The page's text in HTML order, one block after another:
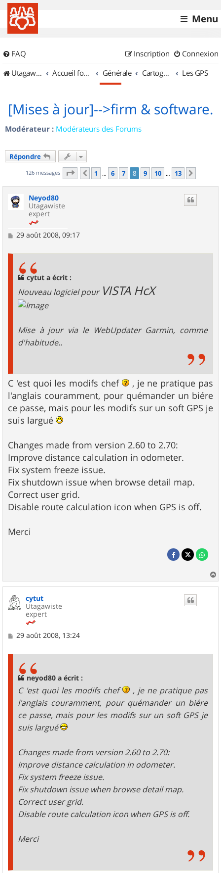
Menu
FAQ Connexion
Inscription
UtagawaVTT (Randos VTT et VTTAE avec traces GPS)
Accueil forum Générale Cartographie et GPS Les GPS
[Mises à jour]-->firm & software.
Modérateur : Modérateurs des Forums
Répondre
126 messages Page 8sur 13
Précédent
1 … 6 7 8 9 10 … 13
Neyod80
Utagawiste
expert
M
29 août 2008, 09:17
cytut a écrit :
Nouveau logiciel pour VISTA HcX
Mise à jour via le WebUpdater Garmin, comme
d'habitude..
C 'est quoi les modifs chef
, je ne pratique pas
l'anglais couramment, pour quémander un biére
ce passe, mais pour les modifs sur un soft GPS je
suis largué
Changes made from version 2.60 to 2.70:
Improve distance calculation in odometer.
Fix system freeze issue.
Fix shutdown issue when browse detail map.
Correct user grid.
Disable route calculation icon when GPS is off.
Merci
a
cytut
Utagawiste
expert
M
29 août 2008, 13:24
neyod80 a écrit :
C 'est quoi les modifs chef
, je ne pratique pas
l'anglais couramment, pour quémander un biére
ce passe, mais pour les modifs sur un soft GPS je
suis largué
Changes made from version 2.60 to 2.70:
Improve distance calculation in odometer.
Fix system freeze issue.
Fix shutdown issue when browse detail map.
Correct user grid.
Disable route calculation icon when GPS is off.
Merci